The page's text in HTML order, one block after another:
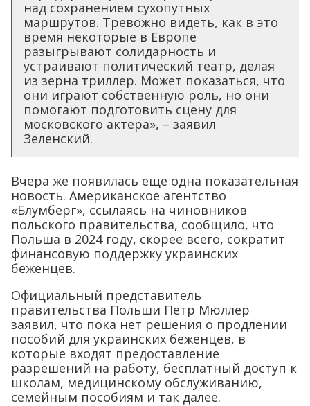
над сохранением сухопутных
маршрутов. Тревожно видеть, как в это
время некоторые в Европе
разыгрывают солидарность и
устраивают политический театр, делая
из зерна триллер. Может показаться, что
они играют собственную роль, но они
помогают подготовить сцену для
московского актера», – заявил
Зеленский.
Вчера же появилась еще одна показательная
новость. Американское агентство
«Блумберг», ссылаясь на чиновников
польского правительства, сообщило, что
Польша в 2024 году, скорее всего, сократит
финансовую поддержку украинских
беженцев.
Официальный представитель
правительства Польши Петр Мюллер
заявил, что пока нет решения о продлении
пособий для украинских беженцев, в
которые входят предоставление
разрешений на работу, бесплатный доступ к
школам, медицинскому обслуживанию,
семейным пособиям и так далее.